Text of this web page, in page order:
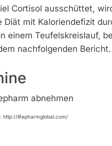
Cortisol ausschüttet,
Diät mit Kaloriendefizit
einem Teufelskreislauf,
nachfolgenden Bericht.
http://lifepharmglobal.com/